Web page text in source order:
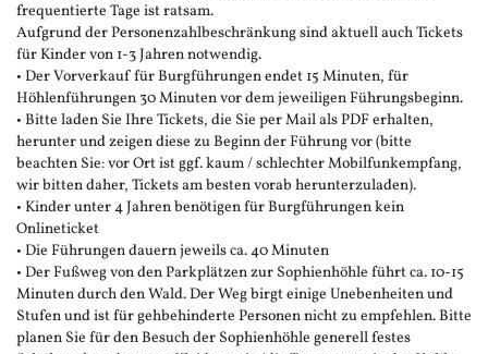
frequentierte Tage ist ratsam.
Aufgrund der Personenzahlbeschränkung sind aktuell auch Tickets
für Kinder von 1-3 Jahren notwendig.
• Der Vorverkauf für Burgführungen endet 15 Minuten, für
Höhlenführungen 30 Minuten vor dem jeweiligen Führungsbeginn.
• Bitte laden Sie Ihre Tickets, die Sie per Mail als PDF erhalten,
herunter und zeigen diese zu Beginn der Führung vor (bitte
beachten Sie: vor Ort ist ggf. kaum / schlechter Mobilfunkempfang,
wir bitten daher, Tickets am besten vorab herunterzuladen).
• Kinder unter 4 Jahren benötigen für Burgführungen kein
Onlineticket
• Die Führungen dauern jeweils ca. 40 Minuten
• Der Fußweg von den Parkplätzen zur Sophienhöhle führt ca. 10-15
Minuten durch den Wald. Der Weg birgt einige Unebenheiten und
Stufen und ist für gehbehinderte Personen nicht zu empfehlen. Bitte
planen Sie für den Besuch der Sophienhöhle generell festes